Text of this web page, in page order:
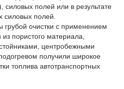
полей или в результате
силовых полей.
очистки с применением
пористого материала,
центробежными
получили широкое
топлива автотранспортных